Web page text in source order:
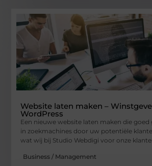
Website laten maken –
WordPress
Een nieuwe website laten maken die
in zoekmachines door uw potentiële
wat wij bij Studio Webdigi voor onze
Business / Management